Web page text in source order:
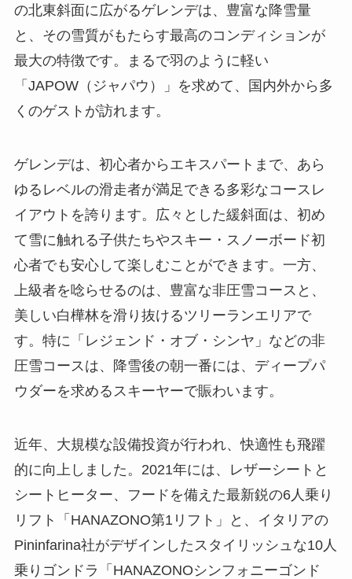
の北東斜面に広がるゲレンデは、豊富な降雪量
と、その雪質がもたらす最高のコンディションが
最大の特徴です。まるで羽のように軽い
「JAPOW（ジャパウ）」を求めて、国内外から多
くのゲストが訪れます。
ゲレンデは、初心者からエキスパートまで、あら
ゆるレベルの滑走者が満足できる多彩なコースレ
イアウトを誇ります。広々とした緩斜面は、初め
て雪に触れる子供たちやスキー・スノーボード初
心者でも安心して楽しむことができます。一方、
上級者を唸らせるのは、豊富な非圧雪コースと、
美しい白樺林を滑り抜けるツリーランエリアで
す。特に「レジェンド・オブ・シンヤ」などの非
圧雪コースは、降雪後の朝一番には、ディープパ
ウダーを求めるスキーヤーで賑わいます。
近年、大規模な設備投資が行われ、快適性も飛躍
的に向上しました。2021年には、レザーシートと
シートヒーター、フードを備えた最新鋭の6人乗り
リフト「HANAZONO第1リフト」と、イタリアの
Pininfarina社がデザインしたスタイリッシュな10人
乗りゴンドラ「HANAZONOシンフォニーゴンド